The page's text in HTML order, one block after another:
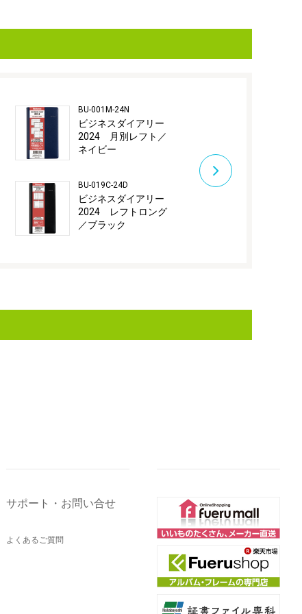
BU-001M-24N
ビジネスダイアリー
2024 月別レフト／
ネイビー
BU-019C-24D
ビジネスダイアリー
2024 レフトロング
／ブラック
サポート・お問い合せ
よくあるご質問